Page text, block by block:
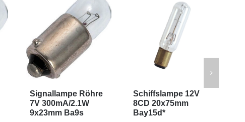
Signallampe Röhre
7V 300mA/2.1W
9x23mm Ba9s
Schiffslampe 12V
8CD 20x75mm
Bay15d*